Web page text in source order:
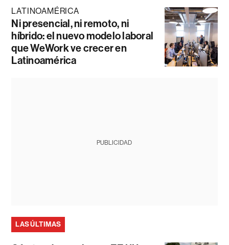
LATINOAMÉRICA
Ni presencial, ni remoto, ni
híbrido: el nuevo modelo laboral
que WeWork ve crecer en
Latinoamérica
PUBLICIDAD
LAS ÚLTIMAS